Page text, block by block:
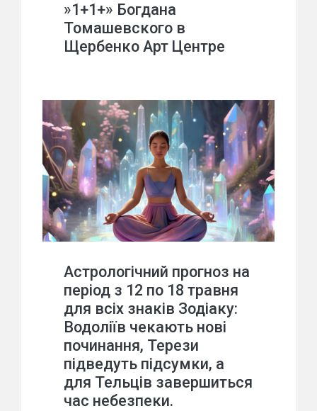
»1+1+» Богдана
Томашевского в
Щербенко Арт Центре
Астрологічний прогноз на
період з 12 по 18 травня
для всіх знаків Зодіаку:
Водоліїв чекають нові
починання, Терези
підведуть підсумки, а
для Тельців завершиться
час небезпеки.